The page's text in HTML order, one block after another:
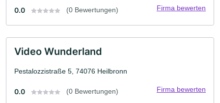
0.0 (0 Bewertungen) Firma bewerten
Video Wunderland
Pestalozzistraße 5, 74076 Heilbronn
0.0 (0 Bewertungen) Firma bewerten